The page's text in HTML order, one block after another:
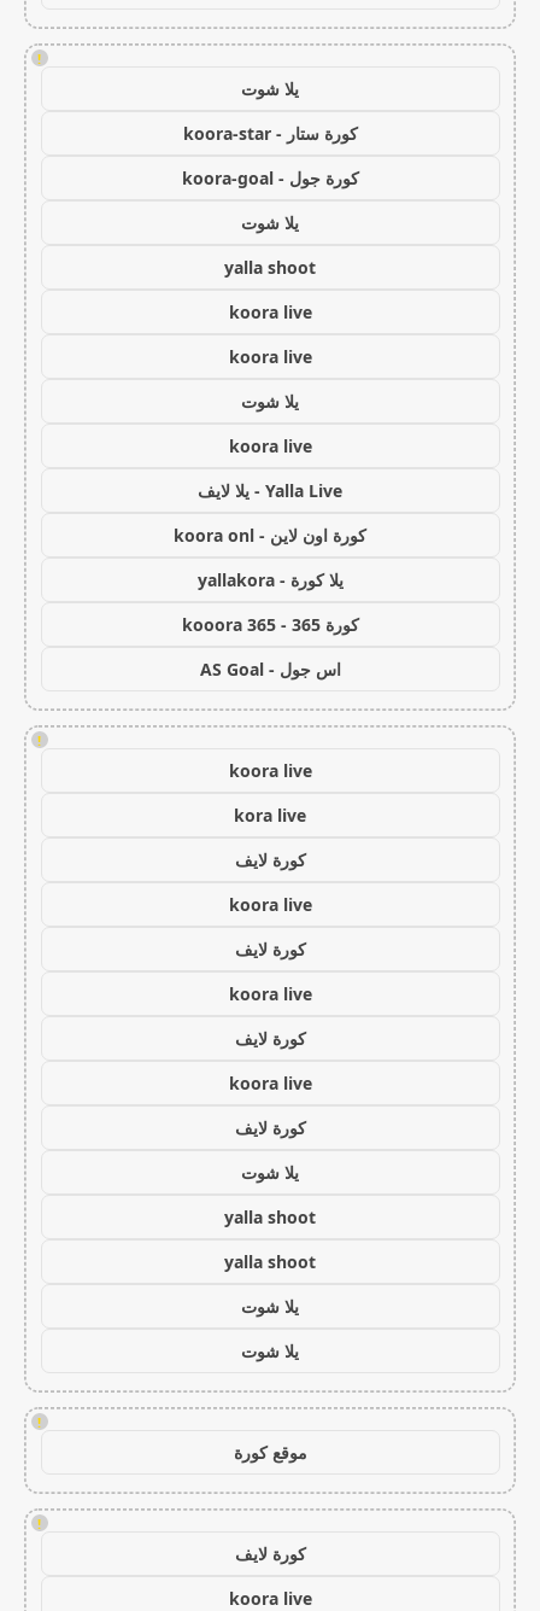
!
يلا شوت
كورة ستار - koora-star
كورة جول - koora-goal
يلا شوت
yalla shoot
koora live
koora live
يلا شوت
koora live
Yalla Live - يلا لايف
كورة اون لاين - koora onl
يلا كورة - yallakora
كورة 365 - kooora 365
اس جول - AS Goal
!
koora live
kora live
كورة لايف
koora live
كورة لايف
koora live
كورة لايف
koora live
كورة لايف
يلا شوت
yalla shoot
yalla shoot
يلا شوت
يلا شوت
!
موقع كورة
!
كورة لايف
koora live